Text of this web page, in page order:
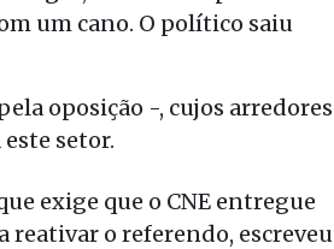
um cano. O político saiu
oposição -, cujos arredores
setor.
exige que o CNE entregue
reativar o referendo, escreveu